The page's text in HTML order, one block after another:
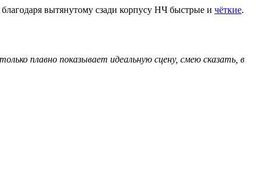
вытянутому сзади корпусу НЧ быстрые и чёткие.
плавно показывает идеальную сцену, смею сказать, в